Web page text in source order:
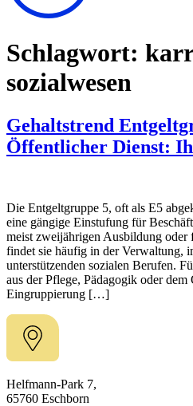
Schlagwort:
sozialwesen
Gehaltstrend
Öffentlicher Dienst:
Die Entgeltgruppe 5, oft als E5
eine gängige Einstufung für
meist zweijährigen Ausbildung oder
findet sie häufig in der Verwaltung,
unterstützenden sozialen Berufen.
aus der Pflege, Pädagogik oder dem
Eingruppierung […]
Helfmann-Park 7,
65760 Eschborn